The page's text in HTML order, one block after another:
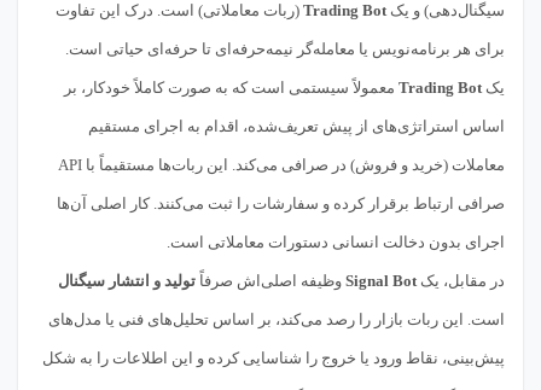
سیگنال‌دهی) و یکTrading Bot (ربات معاملاتی) است. درک این تفاوت
برای هر برنامه‌نویس یا معامله‌گر نیمه‌حرفه‌ای تا حرفه‌ای حیاتی است.
یکTrading Bot معمولاً سیستمی است که به صورت کاملاً خودکار، بر
اساس استراتژی‌های از پیش تعریف‌شده، اقدام به اجرای مستقیم
معاملات (خرید و فروش) در صرافی می‌کند. این ربات‌ها مستقیماً با API
صرافی ارتباط برقرار کرده و سفارشات را ثبت می‌کنند. کار اصلی آن‌ها
اجرای بدون دخالت انسانی دستورات معاملاتی است.
در مقابل، یکSignal Bot وظیفه اصلی‌اش صرفاً تولید و انتشار سیگنال
است. این ربات بازار را رصد می‌کند، بر اساس تحلیل‌های فنی یا مدل‌های
پیش‌بینی، نقاط ورود یا خروج را شناسایی کرده و این اطلاعات را به شکل